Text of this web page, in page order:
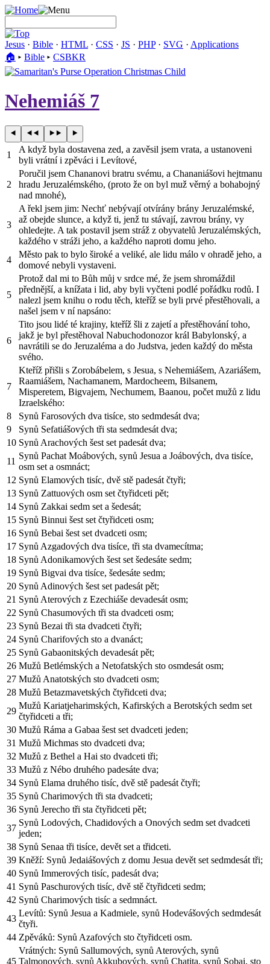
Jesus · Bible · HTML · CSS · JS · PHP· SVG · Applications
🏠︎ ▸ Bible ▸ CSBKR
Nehemiáš 7
1
A když byla dostavena zed, a zavěsil jsem vrata, a ustanoveni
byli vrátní i zpěváci i Levítové,
2
Poručil jsem Chananovi bratru svému, a Chananiášovi hejtmanu
hradu Jeruzalémského, (proto že on byl muž věrný a bohabojný
nad mnohé),
3
A řekl jsem jim: Nechť nebývají otvírány brány Jeruzalémské,
až obejde slunce, a když ti, jenž tu stávají, zavrou brány, vy
ohledejte. A tak postavil jsem stráž z obyvatelů Jeruzalémských,
každého v stráži jeho, a každého naproti domu jeho.
4
Město pak to bylo široké a veliké, ale lidu málo v ohradě jeho, a
domové nebyli vystaveni.
5
Protož dal mi to Bůh můj v srdce mé, že jsem shromáždil
přednější, a knížata i lid, aby byli vyčteni podlé pořádku rodů. I
nalezl jsem knihu o rodu těch, kteříž se byli prvé přestěhovali, a
našel jsem v ní napsáno:
6
Tito jsou lidé té krajiny, kteříž šli z zajetí a přestěhování toho,
jakž je byl přestěhoval Nabuchodonozor král Babylonský, a
navrátili se do Jeruzaléma a do Judstva, jeden každý do města
svého.
7
Kteříž přišli s Zorobábelem, s Jesua, s Nehemiášem, Azariášem,
Raamiášem, Nachamanem, Mardocheem, Bilsanem,
Misperetem, Bigvajem, Nechumem, Baanou, počet mužů z lidu
Izraelského:
8
Synů Farosových dva tisíce, sto sedmdesát dva;
9
Synů Sefatiášových tři sta sedmdesát dva;
10 Synů Arachových šest set padesát dva;
11
Synů Pachat Moábových, synů Jesua a Joábových, dva tisíce,
osm set a osmnáct;
12 Synů Elamových tisíc, dvě stě padesát čtyři;
13 Synů Zattuových osm set čtyřidceti pět;
14 Synů Zakkai sedm set a šedesát;
15 Synů Binnui šest set čtyřidceti osm;
16 Synů Bebai šest set dvadceti osm;
17 Synů Azgadových dva tisíce, tři sta dvamecítma;
18 Synů Adonikamových šest set šedesáte sedm;
19 Synů Bigvai dva tisíce, šedesáte sedm;
20 Synů Adinových šest set padesát pět;
21 Synů Aterových z Ezechiáše devadesát osm;
22 Synů Chasumových tři sta dvadceti osm;
23 Synů Bezai tři sta dvadceti čtyři;
24 Synů Charifových sto a dvanáct;
25 Synů Gabaonitských devadesát pět;
26 Mužů Betlémských a Netofatských sto osmdesát osm;
27 Mužů Anatotských sto dvadceti osm;
28 Mužů Betazmavetských čtyřidceti dva;
29
Mužů Kariatjeharimských, Kafirských a Berotských sedm set
čtyřidceti a tři;
30 Mužů Ráma a Gabaa šest set dvadceti jeden;
31 Mužů Michmas sto dvadceti dva;
32 Mužů z Bethel a Hai sto dvadceti tři;
33 Mužů z Nébo druhého padesáte dva;
34 Synů Elama druhého tisíc, dvě stě padesát čtyři;
35 Synů Charimových tři sta dvadceti;
36 Synů Jerecho tři sta čtyřidceti pět;
37
Synů Lodových, Chadidových a Onových sedm set dvadceti
jeden;
38 Synů Senaa tři tisíce, devět set a třidceti.
39 Kněží: Synů Jedaiášových z domu Jesua devět set sedmdesát tři;
40 Synů Immerových tisíc, padesát dva;
41 Synů Paschurových tisíc, dvě stě čtyřidceti sedm;
42 Synů Charimových tisíc a sedmnáct.
43
Levítů: Synů Jesua a Kadmiele, synů Hodevášových sedmdesát
čtyři.
44 Zpěváků: Synů Azafových sto čtyřidceti osm.
45
Vrátných: Synů Sallumových, synů Aterových, synů
Talmonových, synů Akkubových, synů Chatita, synů Sobai, sto